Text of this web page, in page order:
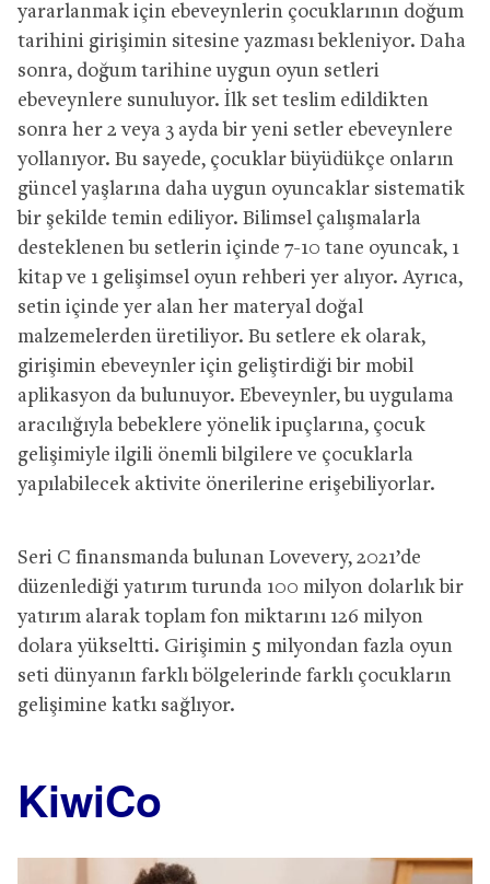
yararlanmak için ebeveynlerin çocuklarının doğum
tarihini girişimin sitesine yazması bekleniyor. Daha
sonra, doğum tarihine uygun oyun setleri
ebeveynlere sunuluyor. İlk set teslim edildikten
sonra her 2 veya 3 ayda bir yeni setler ebeveynlere
yollanıyor. Bu sayede, çocuklar büyüdükçe onların
güncel yaşlarına daha uygun oyuncaklar sistematik
bir şekilde temin ediliyor. Bilimsel çalışmalarla
desteklenen bu setlerin içinde 7-10 tane oyuncak, 1
kitap ve 1 gelişimsel oyun rehberi yer alıyor. Ayrıca,
setin içinde yer alan her materyal doğal
malzemelerden üretiliyor. Bu setlere ek olarak,
girişimin ebeveynler için geliştirdiği bir mobil
aplikasyon da bulunuyor. Ebeveynler, bu uygulama
aracılığıyla bebeklere yönelik ipuçlarına, çocuk
gelişimiyle ilgili önemli bilgilere ve çocuklarla
yapılabilecek aktivite önerilerine erişebiliyorlar.
Seri C finansmanda bulunan Lovevery, 2021’de
düzenlediği yatırım turunda 100 milyon dolarlık bir
yatırım alarak toplam fon miktarını 126 milyon
dolara yükseltti. Girişimin 5 milyondan fazla oyun
seti dünyanın farklı bölgelerinde farklı çocukların
gelişimine katkı sağlıyor.
KiwiCo